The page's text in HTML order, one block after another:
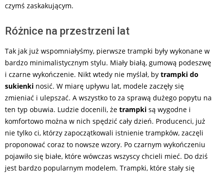
czymś zaskakującym.
Różnice na przestrzeni lat
Tak jak już wspomniałyśmy, pierwsze trampki były wykonane w
bardzo minimalistycznym stylu. Miały białą, gumową podeszwę
i czarne wykończenie. Nikt wtedy nie myślał, by trampki do
sukienki nosić. W miarę upływu lat, modele zaczęły się
zmieniać i ulepszać. A wszystko to za sprawą dużego popytu na
ten typ obuwia. Ludzie docenili, że trampki są wygodne i
komfortowo można w nich spędzić cały dzień. Producenci, już
nie tylko ci, którzy zapoczątkowali istnienie trampków, zaczęli
proponować coraz to nowsze wzory. Po czarnym wykończeniu
pojawiło się białe, które wówczas wszyscy chcieli mieć. Do dziś
jest bardzo popularnym modelem. Trampki, które stały się